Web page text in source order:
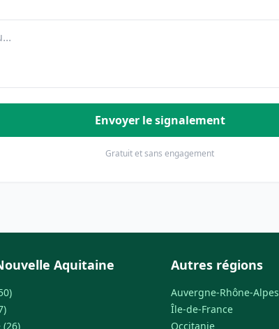
Envoyer le signalement
Gratuit et sans engagement
Aquitaine
(26)
Autres régions
Auvergne-Rhône-Alpes
Île-de-France
Occitanie